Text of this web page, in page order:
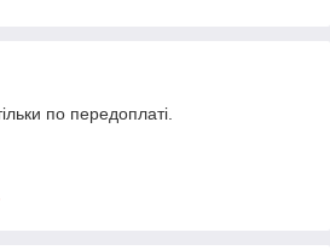
по передоплаті.